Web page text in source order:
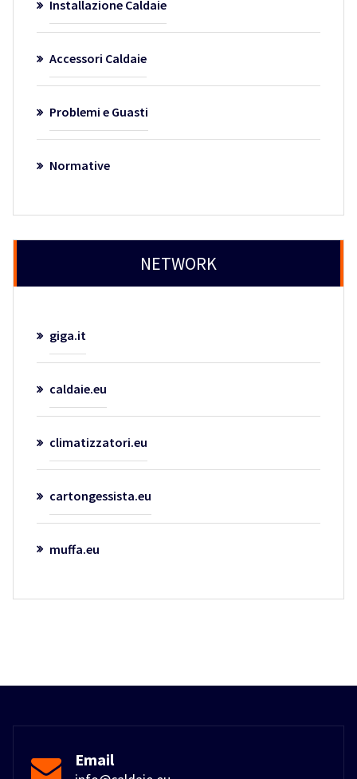
Installazione Caldaie
Accessori Caldaie
Problemi e Guasti
Normative
NETWORK
giga.it
caldaie.eu
climatizzatori.eu
cartongessista.eu
muffa.eu
Email